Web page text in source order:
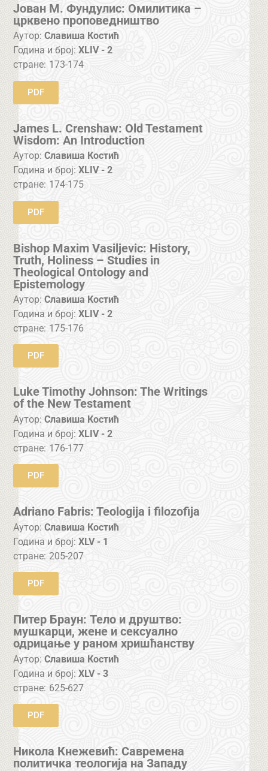
Јован М. Фундулис: Омилитика –
црквено проповедништво
Аутор: Славиша Костић
Година и број:XLIV - 2
стране: 173-174
PDF
James L. Crenshaw: Old Testament
Wisdom: An Introduction
Аутор: Славиша Костић
Година и број:XLIV - 2
стране: 174-175
PDF
Bishop Maxim Vasiljevic: History,
Truth, Holiness – Studies in
Theological Ontology and
Epistemology
Аутор: Славиша Костић
Година и број:XLIV - 2
стране: 175-176
PDF
Luke Timothy Johnson: The Writings
of the New Testament
Аутор: Славиша Костић
Година и број:XLIV - 2
стране: 176-177
PDF
Adriano Fabris: Teologija i filozofija
Аутор: Славиша Костић
Година и број:XLV - 1
стране: 205-207
PDF
Питер Браун: Тело и друштво:
мушкарци, жене и сексуално
одрицање у раном хришћанству
Аутор: Славиша Костић
Година и број:XLV - 3
стране: 625-627
PDF
Никола Кнежевић: Савремена
политичка теологија на Западу